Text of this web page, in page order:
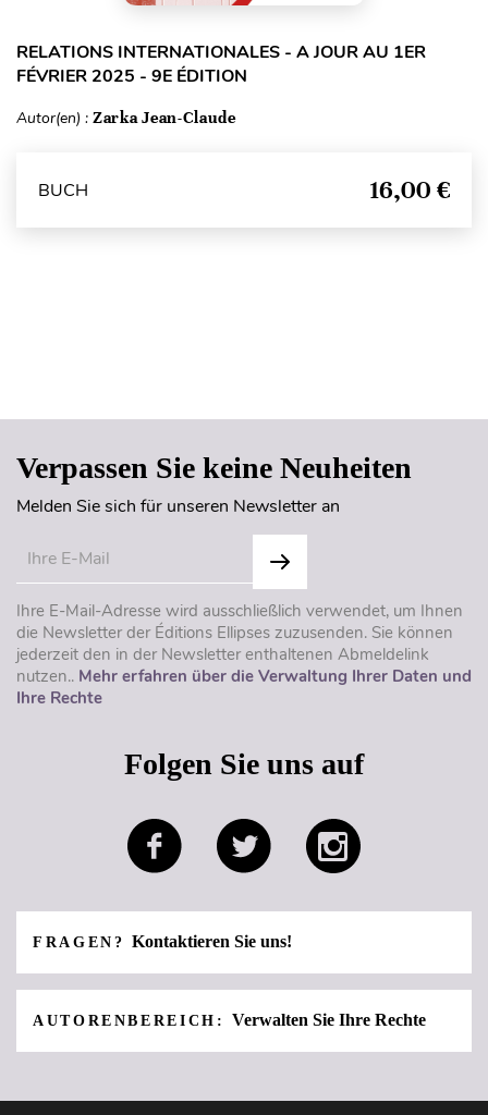
RELATIONS INTERNATIONALES - A JOUR AU 1ER
FÉVRIER 2025 - 9E ÉDITION
Autor(en) : Zarka Jean-Claude
BUCH 16,00 €
Verpassen Sie keine Neuheiten
Melden Sie sich für unseren Newsletter an
Ihre E-Mail-Adresse wird ausschließlich verwendet, um Ihnen
die Newsletter der Éditions Ellipses zuzusenden. Sie können
jederzeit den in der Newsletter enthaltenen Abmeldelink
nutzen.. Mehr erfahren über die Verwaltung Ihrer Daten und
Ihre Rechte
Folgen Sie uns auf
FRAGEN?Kontaktieren Sie uns!
AUTORENBEREICH: Verwalten Sie Ihre Rechte